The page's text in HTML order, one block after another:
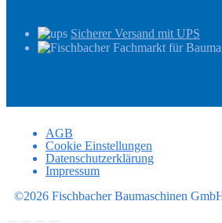
Sicherer Versand mit UPS
AGB
Cookie Einstellungen
Datenschutzerklärung
Impressum
©2026 Fischbacher Baumaschinen